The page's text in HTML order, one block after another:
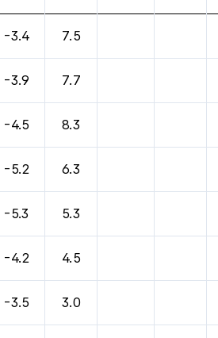
-3.4 7.5
-3.9 7.7
-4.5 8.3
-5.2 6.3
-5.3 5.3
-4.2 4.5
-3.5 3.0